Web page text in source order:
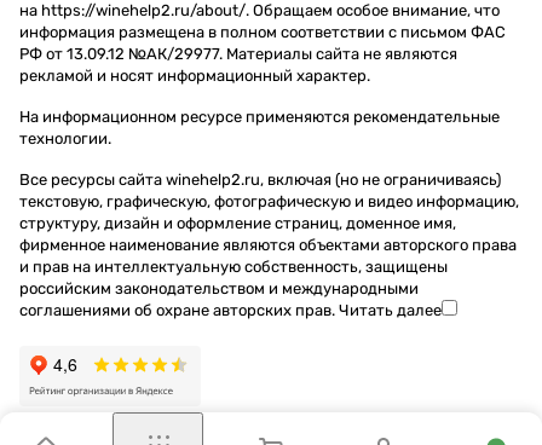
на https://winehelp2.ru/about/. Обращаем особое внимание, что
информация размещена в полном соответствии с письмом ФАС
РФ от 13.09.12 №АК/29977. Материалы сайта не являются
рекламой и носят информационный характер.
На информационном ресурсе применяются рекомендательные
технологии.
Все ресурсы сайта winehelp2.ru, включая (но не ограничиваясь)
текстовую, графическую, фотографическую и видео информацию,
структуру, дизайн и оформление страниц, доменное имя,
фирменное наименование являются объектами авторского права
и прав на интеллектуальную собственность, защищены
российским законодательством и международными
соглашениями об охране авторских прав. Читать далее